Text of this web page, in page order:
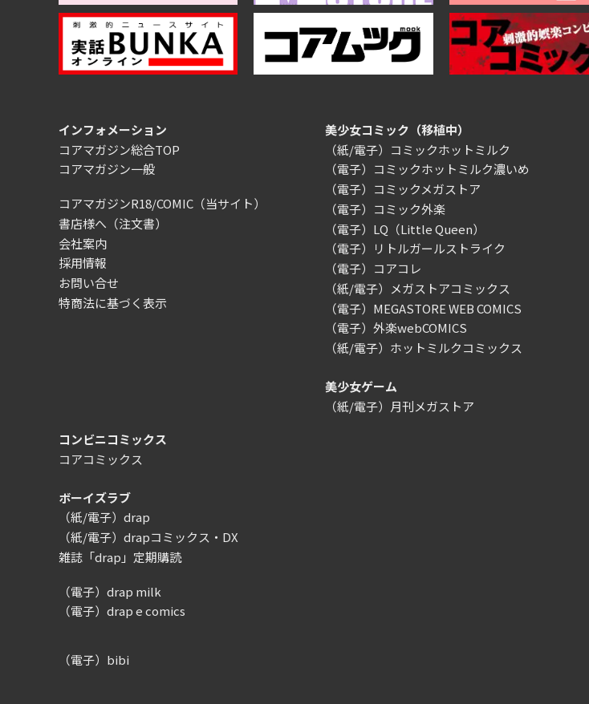
インフォメーション
コアマガジン総合TOP
コアマガジン一般
コアマガジンR18/COMIC（当サイト）
書店様へ（注文書）
会社案内
採用情報
お問い合せ
特商法に基づく表示
美少女コミック（移植中）
（紙/電子）コミックホットミルク
（電子）コミックホットミルク濃いめ
（電子）コミックメガストア
（電子）コミック外楽
（電子）LQ（Little Queen）
（電子）リトルガールストライク
（電子）コアコレ
（紙/電子）メガストアコミックス
（電子）MEGASTORE WEB COMICS
（電子）外楽webCOMICS
（紙/電子）ホットミルクコミックス
美少女ゲーム
（紙/電子）月刊メガストア
コンビニコミックス
コアコミックス
ボーイズラブ
（紙/電子）drap
（紙/電子）drapコミックス・DX
雑誌「drap」定期購読
（電子）drap milk
（電子）drap e comics
（電子）bibi